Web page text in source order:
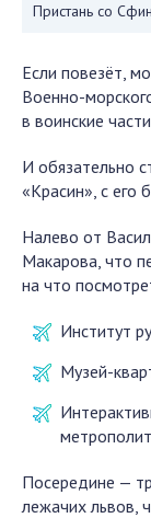
Пристань со
Если повезёт,
Военно-
в воинские
И обязательно
«Красин», с его
Налево от
Макарова, что
на что
Институт
Музей-
Посередине —
лежачих львов,